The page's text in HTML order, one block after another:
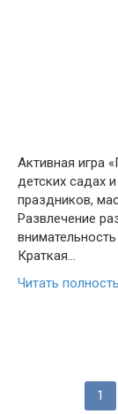
Активная игра
детских садах
праздников,
Развлечение
Краткая…
Читать
1